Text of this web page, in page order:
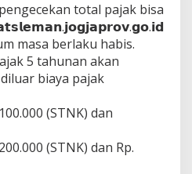
total pajak bisa
masa berlaku habis.
5 tahunan akan
biaya pajak
(STNK) dan
(STNK) dan Rp.